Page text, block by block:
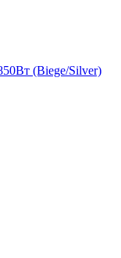
(Biege/Silver)